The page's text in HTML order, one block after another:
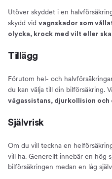
Utöver skyddet i en
skydd vid vagnskador som
olycka, krock med vilt eller
Tillägg
Förutom hel- och
du kan välja till din bilförsäkring.
vägassistans, djurkollision
Självrisk
Om du vill teckna en
vill ha. Generellt innebär en hög
bilförsäkringen medan en låg